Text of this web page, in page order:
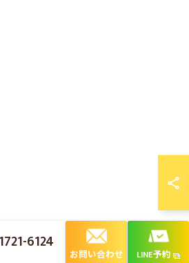
6124
お問い合わせ LINE予約